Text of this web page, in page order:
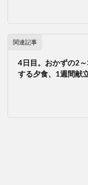
関連記事
4日目。おかずの2
する夕食、1週間献立